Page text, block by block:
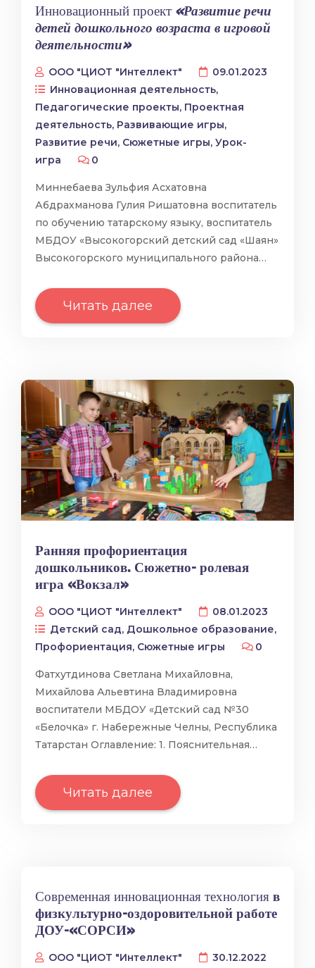
Инновационный проект «Развитие речи
детей дошкольного возраста в игровой
деятельности»
ООО "ЦИОТ "Интеллект"
09.01.2023
Инновационная деятельность,
Педагогические проекты, Проектная
деятельность, Развивающие игры,
Развитие речи, Сюжетные игры, Урок-
игра
0
Миннебаева Зульфия Асхатовна
Абдрахманова Гулия Ришатовна воспитатель
по обучению татарскому языку, воспитатель
МБДОУ «Высокогорский детский сад «Шаян»
Высокогорского муниципального района…
Читать далее
Ранняя профориентация
дошкольников. Сюжетно- ролевая
игра «Вокзал»
ООО "ЦИОТ "Интеллект"
08.01.2023
Детский сад, Дошкольное образование,
Профориентация, Сюжетные игры 0
Фатхутдинова Светлана Михайловна,
Михайлова Альевтина Владимировна
воспитатели МБДОУ «Детский сад №30
«Белочка» г. Набережные Челны, Республика
Татарстан Оглавление: 1. Пояснительная…
Читать далее
Современная инновационная технологияв
физкультурно-оздоровительной работе
ДОУ-«СОРСИ»
ООО "ЦИОТ "Интеллект"
30.12.2022